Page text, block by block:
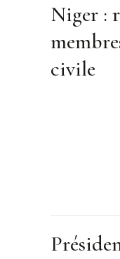
Niger :
civile